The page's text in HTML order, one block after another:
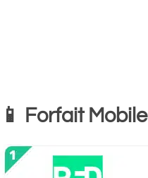
📱 Forfait Mobile